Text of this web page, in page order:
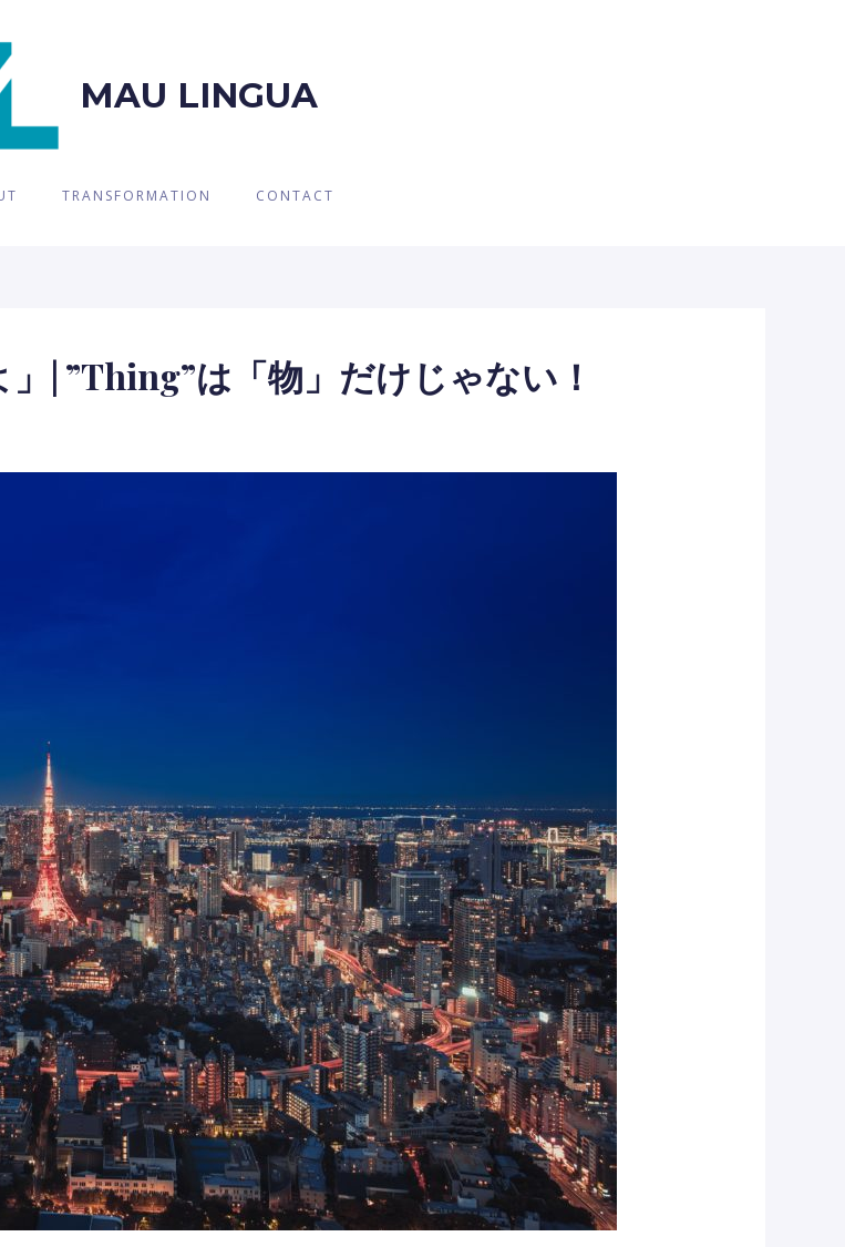
MAU LINGUA
TRANSFORMATION CONTACT
| ”thing”は「物」だけじゃない！